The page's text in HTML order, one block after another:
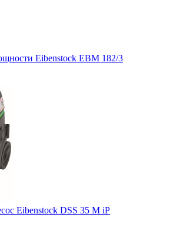
Eibenstock EBM 182/3
Eibenstock DSS 35 M iP